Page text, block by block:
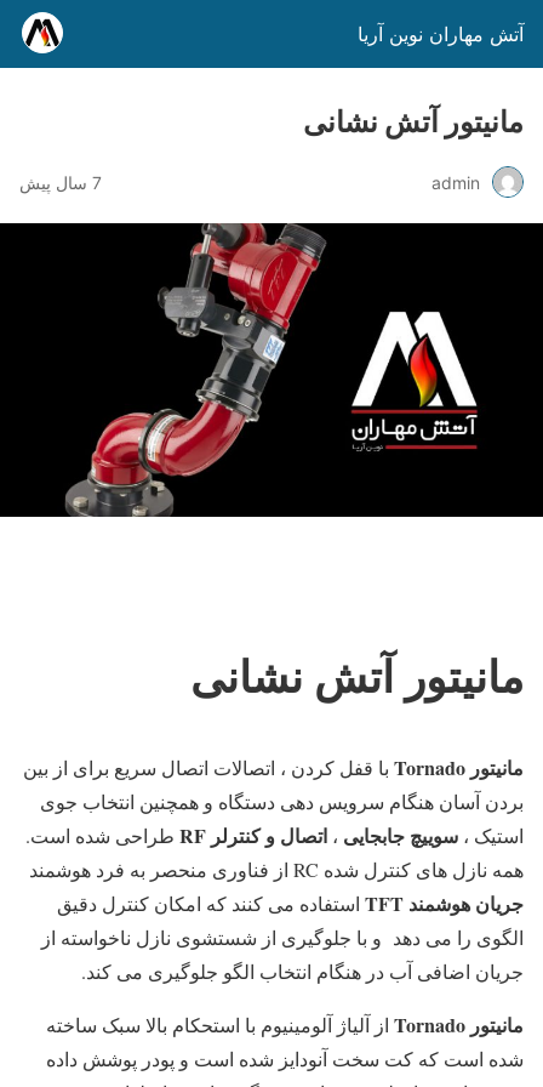
آتش مهاران نوین آریا
مانیتور آتش نشانی
admin 7 سال پیش
مانیتور آتش نشانی
مانیتور Tornado
با قفل کردن ، اتصالات اتصال سریع برای از بین
بردن آسان هنگام سرویس دهی دستگاه و همچنین انتخاب جوی
استیک ، سوییچ جابجایی ، اتصال و کنترلر RF
طراحی شده است.
همه نازل های کنترل شده RC از فناوری منحصر به فرد هوشمند
جریان هوشمند TFT
استفاده می کنند که امکان کنترل دقیق
الگوی را می دهد و با جلوگیری از شستشوی نازل ناخواسته از
جریان اضافی آب در هنگام انتخاب الگو جلوگیری می کند.
مانیتور Tornado
از آلیاژ آلومینیوم با استحکام بالا سبک ساخته
شده است که کت سخت آنودایز شده است و پودر پوشش داده